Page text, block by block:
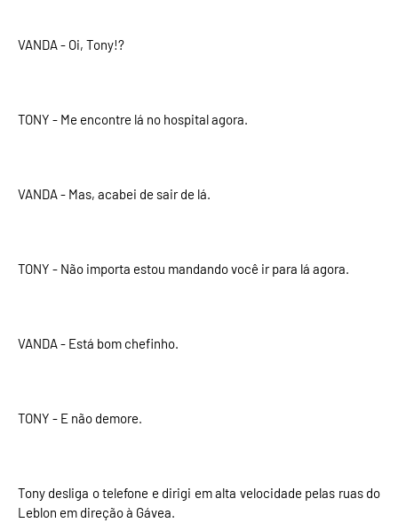
VANDA - Oi, Tony!?
TONY - Me encontre lá no hospital agora.
VANDA - Mas, acabei de sair de lá.
TONY - Não importa estou mandando você ir para lá agora.
VANDA - Está bom chefinho.
TONY - E não demore.
Tony desliga o telefone e dirigi em alta velocidade pelas ruas do
Leblon em direção à Gávea.